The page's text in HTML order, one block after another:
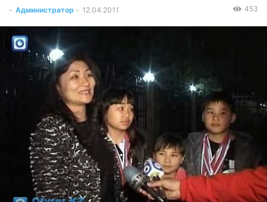
- Администратор - 12.04.2011 453